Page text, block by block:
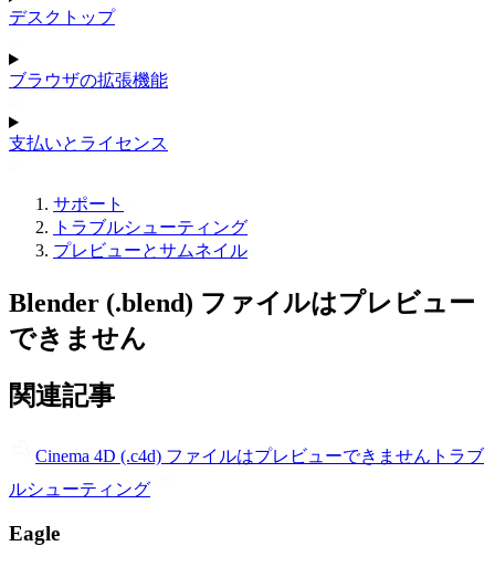
デスクトップ
ブラウザの拡張機能
支払いとライセンス
サポート
トラブルシューティング
プレビューとサムネイル
Blender (.blend) ファイルはプレビュー
できません
関連記事
Cinema 4D (.c4d) ファイルはプレビューできません トラブ
ルシューティング
Eagle